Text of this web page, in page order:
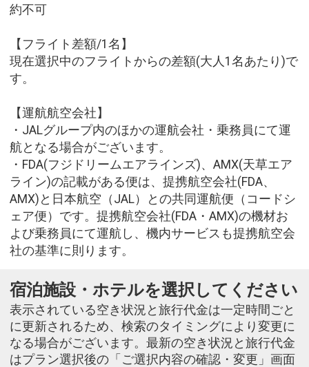
約不可
【フライト差額/1名】
現在選択中のフライトからの差額(大人1名あたり)で
す。
【運航航空会社】
・JALグループ内のほかの運航会社・乗務員にて運
航となる場合がございます。
・FDA(フジドリームエアラインズ)、AMX(天草エア
ライン)の記載がある便は、提携航空会社(FDA、
AMX)と日本航空（JAL）との共同運航便（コードシ
ェア便）です。提携航空会社(FDA・AMX)の機材お
よび乗務員にて運航し、機内サービスも提携航空会
社の基準に則ります。
宿泊施設・ホテルを選択してください
表示されている空き状況と旅行代金は一定時間ごと
に更新されるため、検索のタイミングにより変更に
なる場合がございます。最新の空き状況と旅行代金
はプラン選択後の「ご選択内容の確認・変更」画面